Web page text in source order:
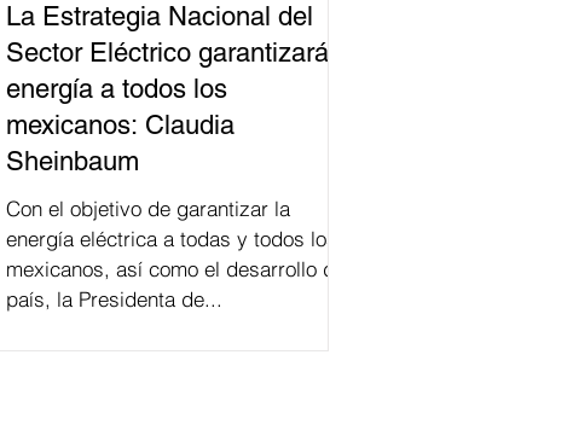
La Estrategia Nacional del
Sector Eléctrico garantizará
energía a todos los
mexicanos: Claudia
Sheinbaum
Con el objetivo de garantizar la
energía eléctrica a todas y todos los
mexicanos, así como el desarrollo del
país, la Presidenta de...